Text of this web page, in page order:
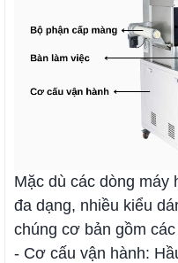
Mặc dù các dòng máy
đa dạng, nhiều kiểu
chúng cơ bản gồm
- Cơ cấu vận hành: